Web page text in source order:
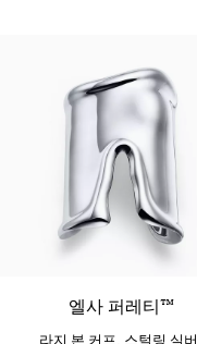
엘사 퍼레티™
라지 본 커프, 스털링 실버,